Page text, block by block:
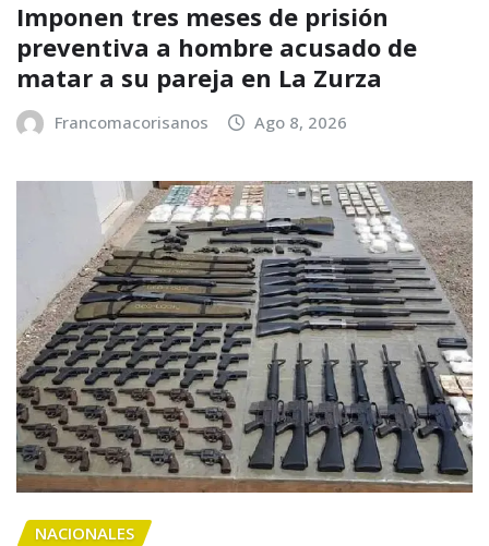
Imponen tres meses de prisión
preventiva a hombre acusado de
matar a su pareja en La Zurza
Francomacorisanos Ago 8, 2026
NACIONALES